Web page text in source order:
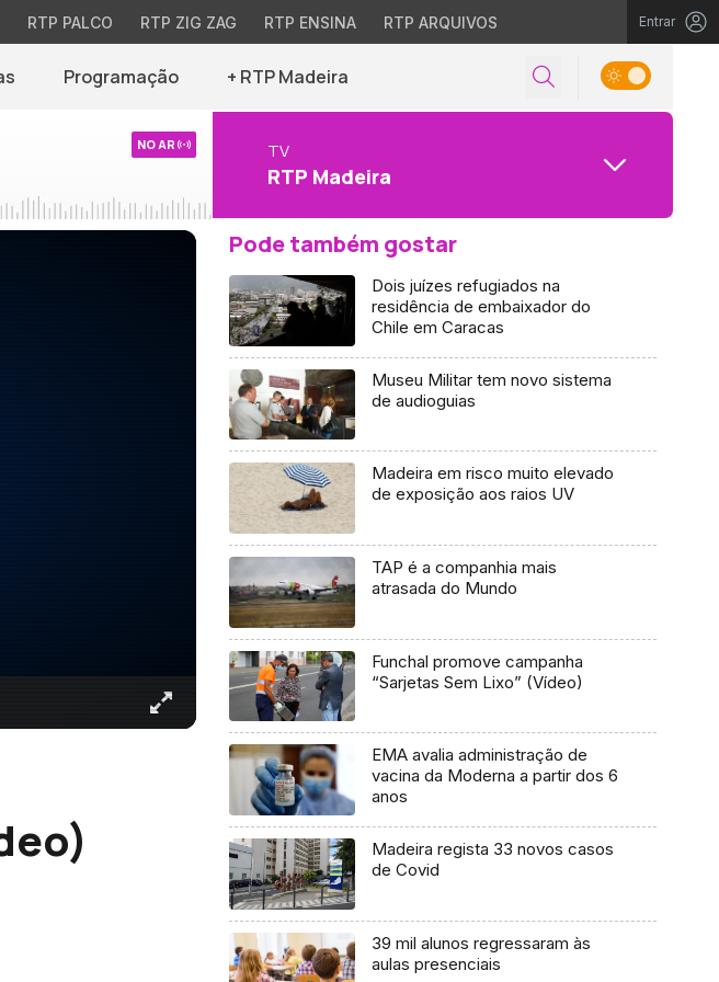
RTP PALCO RTP ZIG ZAG RTP ENSINA RTP ARQUIVOS Entrar
Programação + RTP Madeira
NO AR TV
RTP Madeira
Pode também gostar
Dois juízes refugiados na
residência de embaixador do
Chile em Caracas
Museu Militar tem novo sistema
de audioguias
Madeira em risco muito elevado
de exposição aos raios UV
TAP é a companhia mais
atrasada do Mundo
Funchal promove campanha
“Sarjetas Sem Lixo” (Vídeo)
EMA avalia administração de
vacina da Moderna a partir dos 6
anos
Madeira regista 33 novos casos
de Covid
39 mil alunos regressaram às
aulas presenciais